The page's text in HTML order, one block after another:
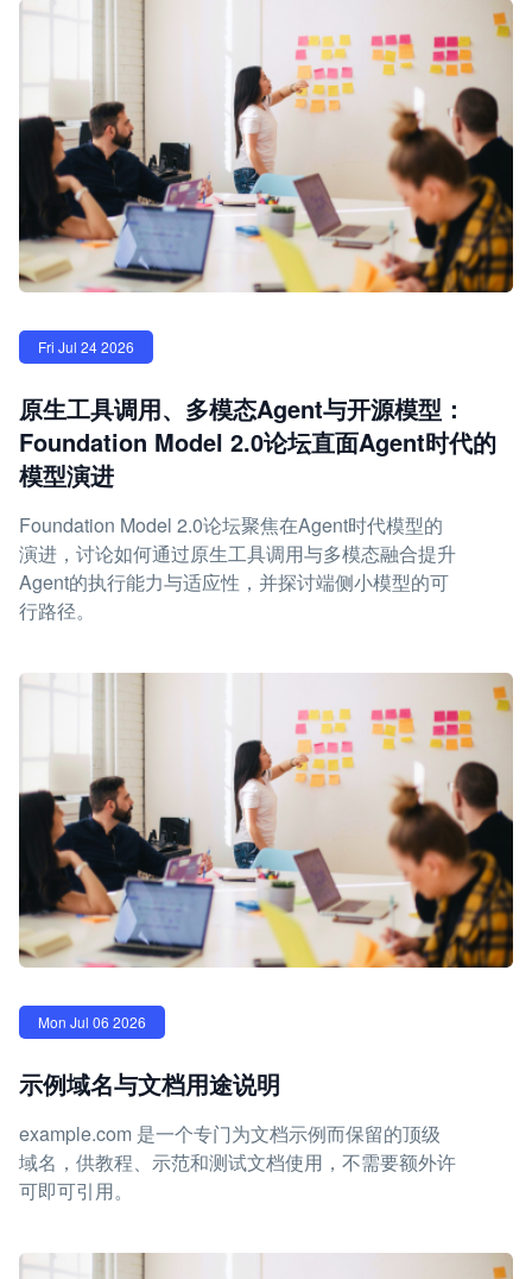
Fri Jul 24 2026
原生工具调用、多模态Agent与开源模型：
Foundation Model 2.0论坛直面Agent时代的
模型演进
Foundation Model 2.0论坛聚焦在Agent时代模型的
演进，讨论如何通过原生工具调用与多模态融合提升
Agent的执行能力与适应性，并探讨端侧小模型的可
行路径。
Mon Jul 06 2026
示例域名与文档用途说明
example.com 是一个专门为文档示例而保留的顶级
域名，供教程、示范和测试文档使用，不需要额外许
可即可引用。